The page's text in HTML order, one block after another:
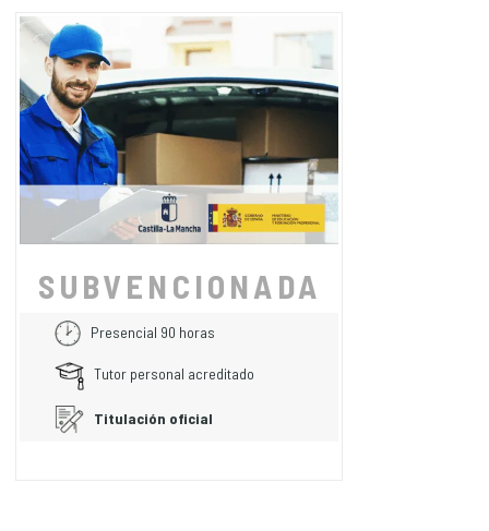
SUBVENCIONADA
Presencial 90 horas
Tutor personal acreditado
Titulación oficial